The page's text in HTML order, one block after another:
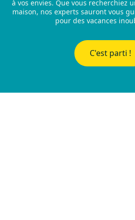
à vos envies. Que vous recherchiez
maison, nos experts sauront vous
pour des vacances
C'est parti !